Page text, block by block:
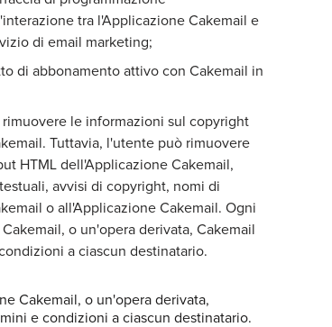
tra l'Applicazione Cakemail e
di email marketing;
di abbonamento attivo con Cakemail in
le informazioni sul copyright
Tuttavia, l'utente può rimuovere
HTML dell'Applicazione Cakemail,
avvisi di copyright, nomi di
o all'Applicazione Cakemail. Ogni
o un'opera derivata, Cakemail
a ciascun destinatario.
Cakemail, o un'opera derivata,
e condizioni a ciascun destinatario.